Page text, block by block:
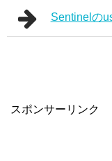
Sentinelの
スポンサーリンク